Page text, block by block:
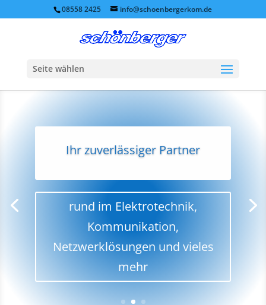
08558 2425 info@schoenbergerkom.de
Seite wählen
Ihr zuverlässiger Partner
rund im Elektrotechnik,
Kommunikation,
Netzwerklösungen und vieles
mehr